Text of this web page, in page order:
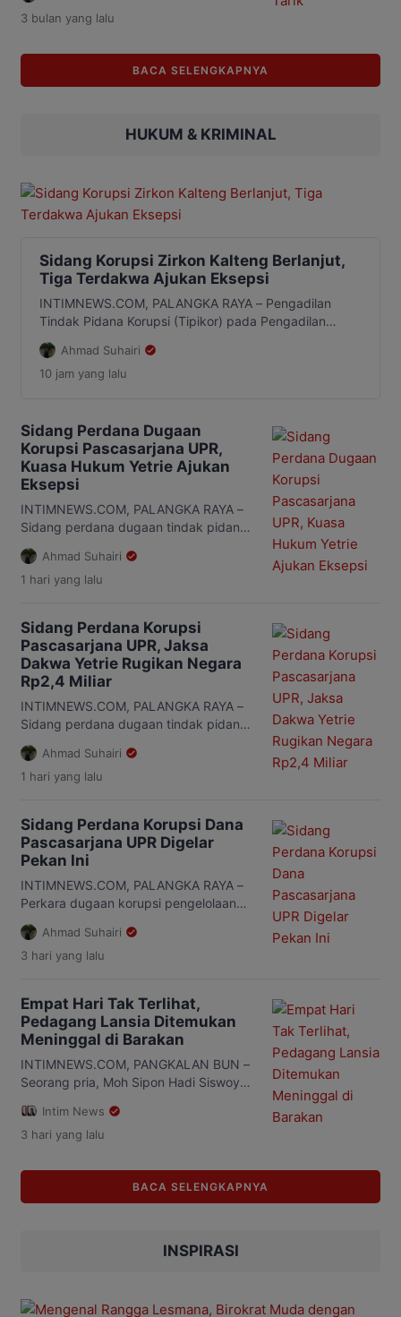
kawasan Bundaran Besar Palangka
masyarakat terlihat menikmati suasana
malam mingguan yang dikemas
dengan hiburan rakyat, pertunjukan
lokal. Penjabat (Pj) Sekretaris Daerah
(Sekda) Kalteng, Linae Victoria Aden
3 bulan yang lalu
BACA SELENGKAPNYA
HUKUM & KRIMINAL
Sidang Korupsi Zirkon Kalteng Berlanjut,
Tiga Terdakwa Ajukan Eksepsi
INTIMNEWS.COM, PALANGKA RAYA – Pengadilan
Tindak Pidana Korupsi (Tipikor) pada Pengadilan
Negeri Palangka Raya kembali menggelar sidang
perkara dugaan korupsi komoditas zirkon dan
turunannya, Kamis, 6 Agustus 2026. Sidang dipimpin
oleh Kepala Seksi Tuntutan Pidana Khusus Kejaksaan
Tinggi Kalimantan Tengah, I Wayan Suryawan. […]
Ahmad Suhairi
10 jam yang lalu
Sidang Perdana Dugaan
Korupsi Pascasarjana UPR,
Kuasa Hukum Yetrie Ajukan
Eksepsi
INTIMNEWS.COM, PALANGKA RAYA –
Sidang perdana dugaan tindak pidana
korupsi pengelolaan anggaran Program
Pascasarjana Universitas Palangka
Raya (UPR) periode 2019-2022 digelar
Palangka Raya, Rabu, 5 Agustus 2026.
Dalam sidang dengan agenda
pembacaan dakwaan itu, Jaksa
Penuntut Umum (JPU) mendakwa
mantan Direktur Pascasarjana UPR,
Prof. Dr. Ir. […]
Ahmad Suhairi
1 hari yang lalu
Sidang Perdana Korupsi
Pascasarjana UPR, Jaksa
Dakwa Yetrie Rugikan Negara
Rp2,4 Miliar
INTIMNEWS.COM, PALANGKA RAYA –
Sidang perdana dugaan tindak pidana
korupsi pengelolaan anggaran Program
Pascasarjana Universitas Palangka
Raya (UPR) periode 2019-2022 mulai
5 Agustus 2026. Agenda sidang diawali
dengan pembacaan surat dakwaan
terhadap mantan Direktur Pascasarjana
UPR, Yetrie Ludang. Jaksa Penuntut
Umum (JPU) mendakwa terdakwa
menyalahgunakan […]
Ahmad Suhairi
1 hari yang lalu
Sidang Perdana Korupsi Dana
Pascasarjana UPR Digelar
Pekan Ini
INTIMNEWS.COM, PALANGKA RAYA –
Perkara dugaan korupsi pengelolaan
dana operasional Program
Pascasarjana Universitas Palangka
Raya (UPR) periode 2019-2022 senilai
Pidana Korupsi (Tipikor) Palangka
Raya. Berdasarkan Sistem Informasi
Penelusuran Perkara (SIPP) Pengadilan
Negeri Palangka Raya, sidang perdana
dengan agenda pembacaan surat
pada Rabu, 5 […]
Ahmad Suhairi
3 hari yang lalu
Empat Hari Tak Terlihat,
Pedagang Lansia Ditemukan
Meninggal di Barakan
INTIMNEWS.COM, PANGKALAN BUN –
Seorang pria, Moh Sipon Hadi Siswoyo,
di sebuah barakan di jalan Maid Badir
Gang Angsa 1, Kelurahan Sidorejo,
Kotawaringin Barat (Kobar), Kalimantan
Tengah, Senin (3/8/2026). Korban
diketahui berprofesi sebagai pedagang
09.00 WIB, setelah seorang saksi
Intim News
3 hari yang lalu
BACA SELENGKAPNYA
INSPIRASI